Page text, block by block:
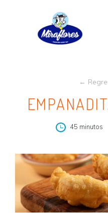
←
45 minutos